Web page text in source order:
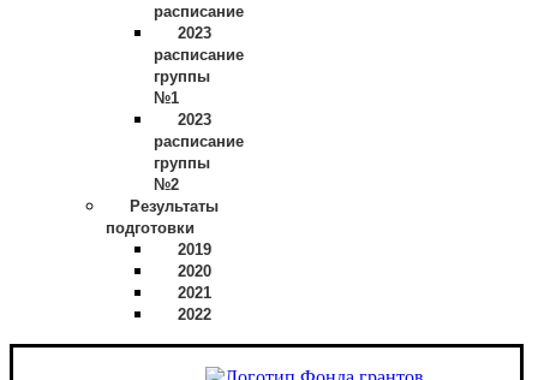
расписание
2023
расписание
группы
№1
2023
расписание
группы
№2
Результаты
подготовки
2019
2020
2021
2022